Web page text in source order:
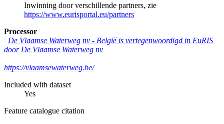
Inwinning door verschillende partners, zie
https://www.eurisportal.eu/partners
Processor
De Vlaamse Waterweg nv - België is vertegenwoordigd in EuRIS
door De Vlaamse Waterweg nv
https://vlaamsewaterweg.be/
Included with dataset
Yes
Feature catalogue citation